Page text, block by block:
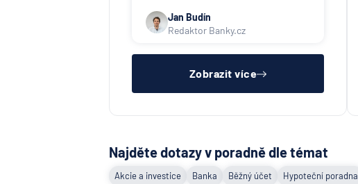
společnosti). Případné přeposlání
emailu s výpisem jiným osobám či
zařídit sama.
Jan Budín
Redaktor Banky.cz
Zobrazit více
Najděte dotazy v poradně dle témat
Akcie a investice Banka Běžný účet Hypoteční poradna